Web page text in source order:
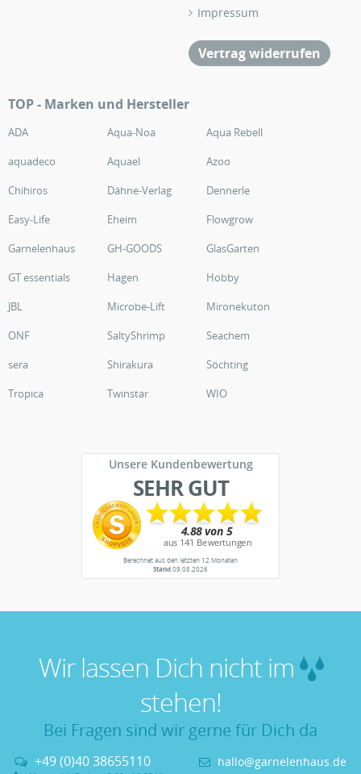
Impressum
Vertrag widerrufen
TOP - Marken und Hersteller
ADA Aqua-Noa
Aqua Rebell
aquadeco
Aquael
Azoo
Chihiros
Dähne-Verlag
Dennerle
Easy-Life
Eheim
Flowgrow
Garnelenhaus
GH-GOODS
GlasGarten
GT essentials
Hagen
Hobby
JBL
Microbe-Lift
Mironekuton
ONF
SaltyShrimp
Seachem
sera
Shirakura
Söchting
Tropica
Twinstar WIO
Unsere Kundenbewertung
SEHR GUT
Berechnet aus den letzten 12 Monaten
Stand09.08.2026
Wir lassen Dich nicht im
stehen!
Bei Fragen sind wir gerne für Dich da
+49 (0)40 38655110 hallo@garnelenhaus.de